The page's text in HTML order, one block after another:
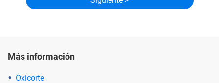
Más información
Oxicorte